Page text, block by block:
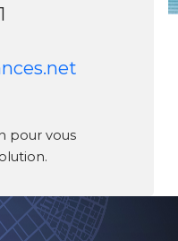
pour vous